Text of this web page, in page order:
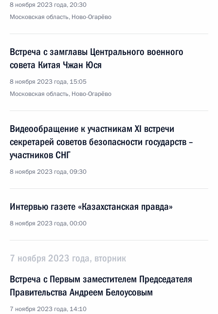
8 ноября 2023 года, 20:30
Московская область, Ново-Огарёво
Встреча с замглавы Центрального военного
совета Китая Чжан Юся
8 ноября 2023 года, 15:05
Московская область, Ново-Огарёво
Видеообращение к участникам ХI встречи
секретарей советов безопасности государств –
участников СНГ
8 ноября 2023 года, 09:30
Интервью газете «Казахстанская правда»
8 ноября 2023 года, 00:00
7 ноября 2023 года, вторник
Встреча с Первым заместителем Председателя
Правительства Андреем Белоусовым
7 ноября 2023 года, 14:10